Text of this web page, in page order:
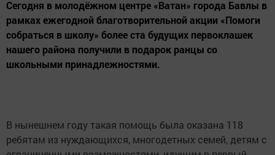
Сегодня в молодёжном центре «Ватан» города Бавлы в
рамках ежегодной благотворительной акции «Помоги
собраться в школу» более ста будущих первоклашек
нашего района получили в подарок ранцы со
школьными принадлежностями.
В нынешнем году такая помощь была оказана 118
ребятам из нуждающихся, многодетных семей, детям с